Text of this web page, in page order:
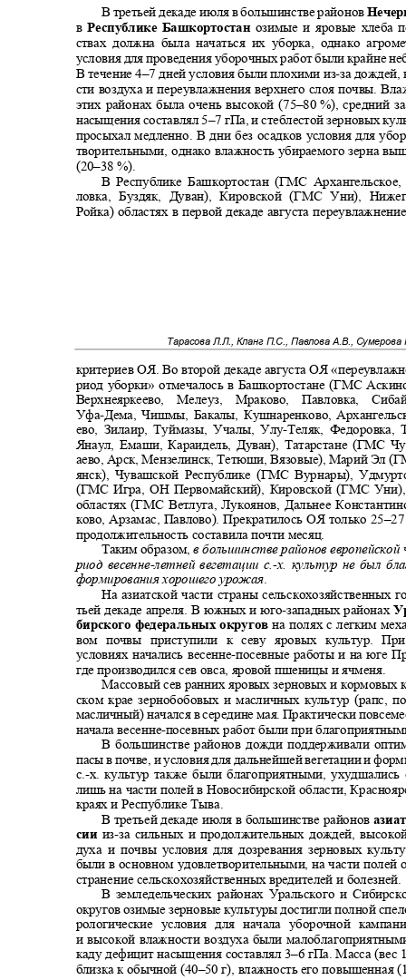
В третьей декаде июля в большинстве районов
вРеспублике Башкортостанозимые и яровые хлеба
ствах должна была начаться их уборка, однако
условия для проведения уборочных работ были крайне
В течение 4–7 дней условия были плохими из-за
сти воздуха и переувлажнения верхнего слоя почвы.
этих районах была очень высокой (75–80 %), средний
насыщения составлял 5–7 гПа, и стеблестой зерновых
просыхал медленно. В дни без осадков условия для
творительными, однако влажность убираемого зерна
(20–38 %).
В Республике Башкортостан (ГМС
ловка, Буздяк, Дуван), Кировской (ГМС Уни),
Ройка) областях в первой декаде августа
Тарасова Л.Л., Кланг П.С., Павлова А.В., Сумерова
критериев ОЯ. Во второй декаде августа ОЯ
риод уборки» отмечалось в Башкортостане (ГМС
Верхнеяркеево, Мелеуз, Мраково, Павловка,
Уфа-Дема, Чишмы, Бакалы, Кушнаренково,
ево, Зилаир, Туймазы, Учалы, Улу-Теляк,
Янаул, Емаши, Караидель, Дуван), Татарстане (ГМС
аево, Арск, Мензелинск, Тетюши, Вязовые), Марий Эл
янск), Чувашской Республике (ГМС Вурнары),
(ГМС Игра, ОН Первомайский), Кировской (ГМС
областях (ГМС Ветлуга, Лукоянов, Дальнее
ково, Арзамас, Павлово). Прекратилось ОЯ только25–
продолжительность составила почти месяц.
Таким образом,в большинстве районов
риод весенне-летней вегетации с.-х. культур не был
формирования хорошего урожая.
На азиатской части страны сельскохозяйственных
тьей декаде апреля. В южных и юго-западных районах
бирского федеральных округовна полях с легким
вом почвы приступили к севу яровых культур.
условиях начались весенне-посевные работы и на юге
где производился сев овса, яровой пшеницы и ячменя.
Массовый сев ранних яровых зерновых и кормовых
ском крае зернобобовых и масличных культур (рапс,
масличный) начался в середине мая. Практически
начала весенне-посевных работ были при
В большинстве районов дожди поддерживали
пасы в почве, и условия для дальнейшей вегетации и
с.-х. культур также были благоприятными, ухудшались
лишь на части полей в Новосибирской области,
краях и Республике Тыва.
В третьей декаде июля в большинстве районов
сии из-за сильных и продолжительных дождей,
духа и почвы условия для дозревания зерновых
были в основном удовлетворительными, на части
странение сельскохозяйственных вредителей и
В земледельческих районах Уральского и
округов озимые зерновые культуры достигли полной
рологические условия для начала уборочной
и высокой влажности воздуха были
каду дефицит насыщения составлял 3–6 гПа. Масса (вес
близка к обычной (40–50г), влажность его повышенная